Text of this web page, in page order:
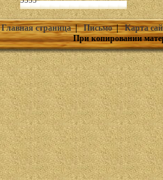
Главная страница|Письмо|Карта
При копировании